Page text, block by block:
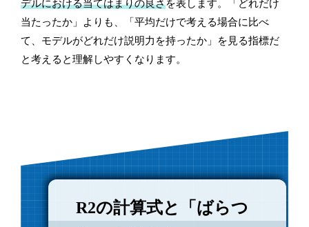
デルにおける当てはまりの良さを表します。「どれだけ
当たったか」よりも、「平均だけで考える場合に比べ
て、モデルがどれだけ説明力を持ったか」を見る指標だ
と考えると理解しやすくなります。
R2の計算式と「ばらつ